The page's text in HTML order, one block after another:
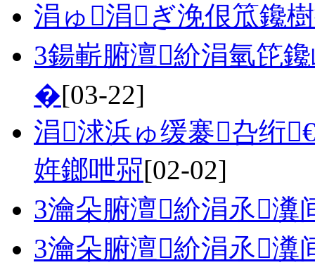
涓ゅ涓ぎ浼佷笟鑱
3鍚嶄腑澶紒涓氫笓
�[03-22]
涓浗浜ゅ缓褰叴绗
姩鎯呭喌[02-02]
3瀹朵腑澶紒涓氶
3瀹朵腑澶紒涓氶